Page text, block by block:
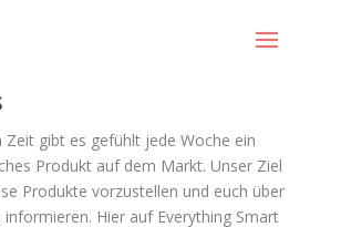
Zeit gibt es gefühlt jede Woche ein
Produkt auf dem Markt. Unser Ziel
Produkte vorzustellen und euch über
informieren. Hier auf Everything Smart